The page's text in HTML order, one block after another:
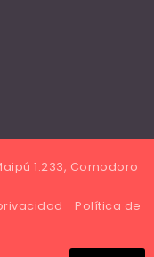
1.233, Comodoro
Política de